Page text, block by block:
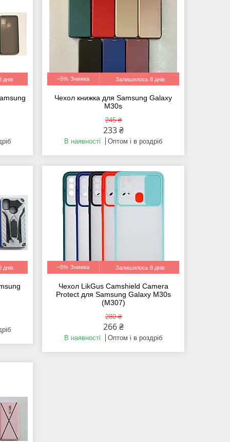
днів –5% Залишилось 8 днів
Чехол книжка для Samsung Galaxy
M30s
245 ₴
233 ₴
В наявності Оптом і в роздріб
днів –5% Залишилось 8 днів
Чехол LikGus Camshield Camera
Protect для Samsung Galaxy M30s
(M307)
280 ₴
266 ₴
В наявності Оптом і в роздріб